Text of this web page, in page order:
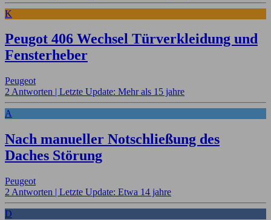
K
Peugot 406 Wechsel Türverkleidung und
Fensterheber
Peugeot
2 Antworten | Letzte Update: Mehr als 15 jahre
A
Nach manueller Notschließung des
Daches Störung
Peugeot
2 Antworten | Letzte Update: Etwa 14 jahre
D